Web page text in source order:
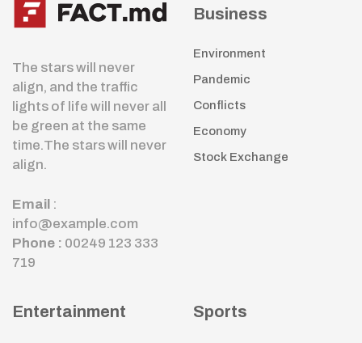
The stars will never
align, and the traffic
lights of life will never all
be green at the same
time.The stars will never
align.
Email :
info@example.com
Phone : 00249 123 333
719
Business
Environment
Pandemic
Conflicts
Economy
Stock Exchange
Entertainment Sports